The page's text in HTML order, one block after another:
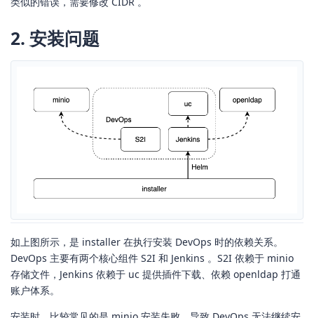
2. 安装问题
如上图所示，是 installer 在执行安装 DevOps 时的依赖关系。
DevOps 主要有两个核心组件 S2I 和 Jenkins 。S2I 依赖于 minio
存储文件，Jenkins 依赖于 uc 提供插件下载、依赖 openldap 打通
账户体系。